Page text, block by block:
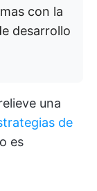
con la
desarrollo
una
de
es